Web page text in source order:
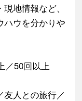
地情報など、
ハウを分かりや
／50回以上
友人との旅行／